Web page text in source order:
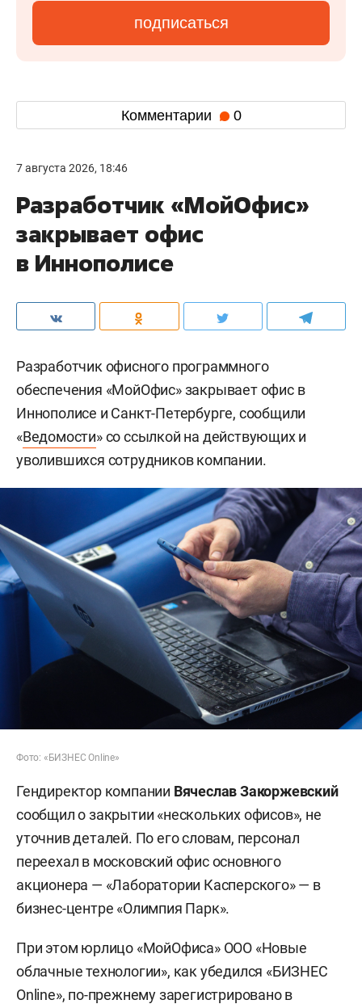
подписаться
Комментарии 0
7 августа 2026, 18:46
Разработчик «МойОфис»
закрывает офис
в Иннополисе
Разработчик офисного программного
обеспечения «МойОфис» закрывает офис в
Иннополисе и Санкт-Петербурге, сообщили
«Ведомости» со ссылкой на действующих и
уволившихся сотрудников компании.
Фото: «БИЗНЕС Online»
Гендиректор компании Вячеслав Закоржевский
сообщил о закрытии «нескольких офисов», не
уточнив деталей. По его словам, персонал
переехал в московский офис основного
акционера — «Лаборатории Касперского» — в
бизнес-центре «Олимпия Парк».
При этом юрлицо «МойОфиса» ООО «Новые
облачные технологии», как убедился «БИЗНЕС
Online», по-прежнему зарегистрировано в